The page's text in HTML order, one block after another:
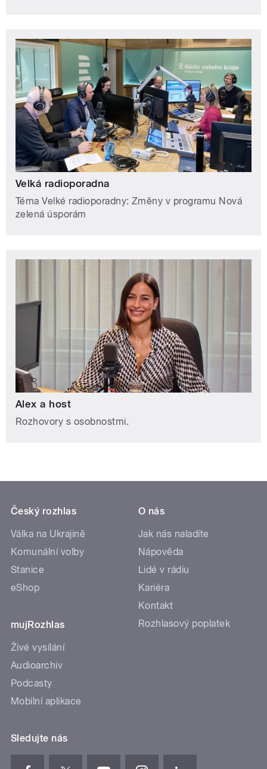
Velká radioporadna
Téma Velké radioporadny: Změny v programu Nová
zelená úsporám
Alex a host
Rozhovory s osobnostmi.
Český rozhlas
Válka na Ukrajině
Komunální volby
Stanice
eShop
mujRozhlas
Živé vysílání
Audioarchiv
Podcasty
Mobilní aplikace
O nás
Jak nás naladíte
Nápověda
Lidé v rádiu
Kariéra
Kontakt
Rozhlasový poplatek
Sledujte nás